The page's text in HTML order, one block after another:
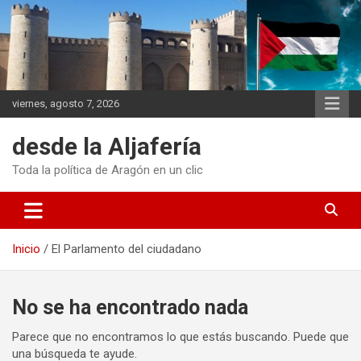
Saltar
contenido
viernes, agosto 7, 2026
desde la Aljafería
Toda la política de Aragón en un clic
Inicio El Parlamento del ciudadano
No se ha encontrado nada
Parece que no encontramos lo que estás buscando. Puede que
una búsqueda te ayude.